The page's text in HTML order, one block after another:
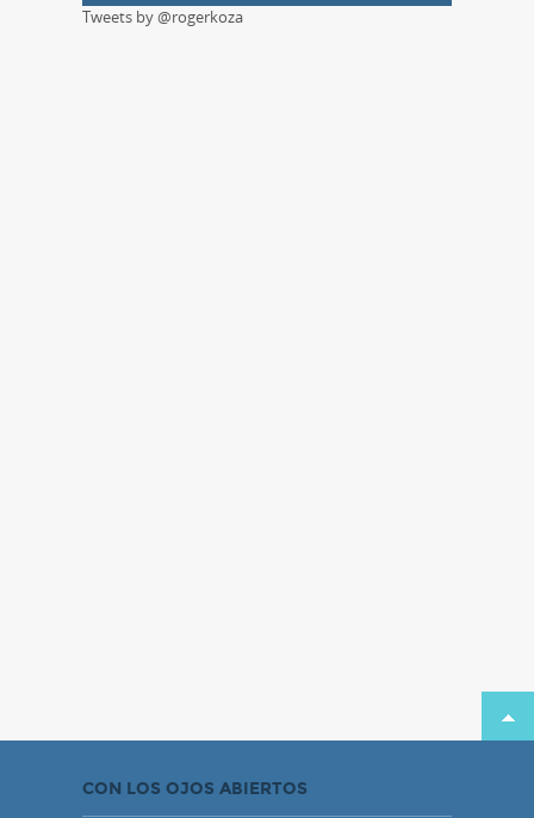
Tweets by @rogerkoza
CON LOS OJOS ABIERTOS